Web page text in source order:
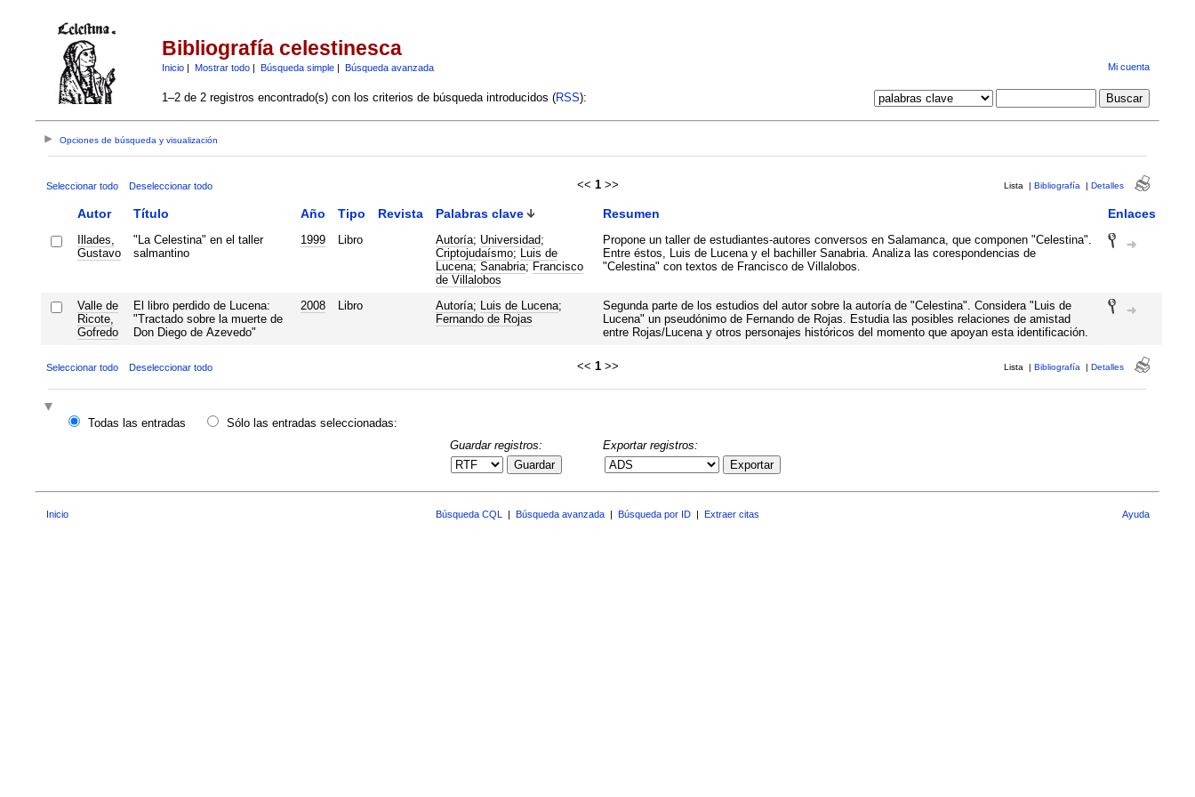
Bibliografía celestinesca
Inicio| Mostrar todo| Búsqueda simple| Búsqueda avanzada Mi cuenta
1–2 de 2 registros encontrado(s) con los criterios de búsqueda introducidos (RSS):
Opciones de búsqueda y visualización
Seleccionar todo Deseleccionar todo << 1 >> Lista | Bibliografía | Detalles
Autor Título Año Tipo Revista Palabras clave Resumen Enlaces
Illades,
Gustavo
"La Celestina" en el taller
salmantino
1999 Libro Autoría; Universidad;
Criptojudaísmo;
Luis de
Lucena; Sanabria; Francisco
de Villalobos
Propone un taller de estudiantes-autores conversos en Salamanca, que componen "Celestina".
Entre éstos, Luis de Lucena y el bachiller Sanabria. Analiza las corespondencias de
"Celestina" con textos de Francisco de Villalobos.
Valle de
Ricote,
Gofredo
El libro perdido de Lucena:
"Tractado sobre la muerte de
Don Diego de Azevedo"
2008 Libro Autoría; Luis de Lucena;
Fernando de Rojas
Segunda parte de los estudios del autor sobre la autoría de "Celestina". Considera "Luis de
Lucena" un pseudónimo de Fernando de Rojas. Estudia las posibles relaciones de amistad
entre Rojas/Lucena y otros personajes históricos del momento que apoyan esta identificación.
Seleccionar todo Deseleccionar todo << 1 >> Lista | Bibliografía | Detalles
Todas las entradas
Sólo las entradas seleccionadas:
Guardar registros:
Guardar
Exportar registros:
Exportar
Inicio Búsqueda CQL Búsqueda avanzada Búsqueda por ID Extraer citas Ayuda